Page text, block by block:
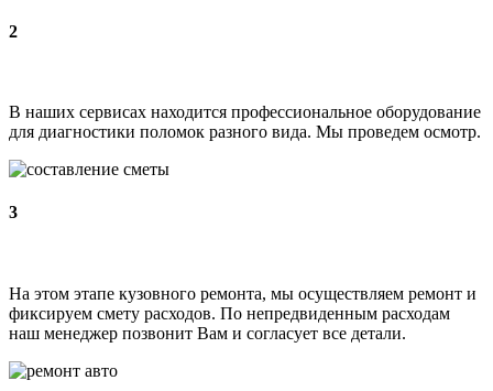
2
В наших сервисах находится профессиональное оборудование
для диагностики поломок разного вида. Мы проведем осмотр.
3
На этом этапе кузовного ремонта, мы осуществляем ремонт и
фиксируем смету расходов. По непредвиденным расходам
наш менеджер позвонит Вам и согласует все детали.